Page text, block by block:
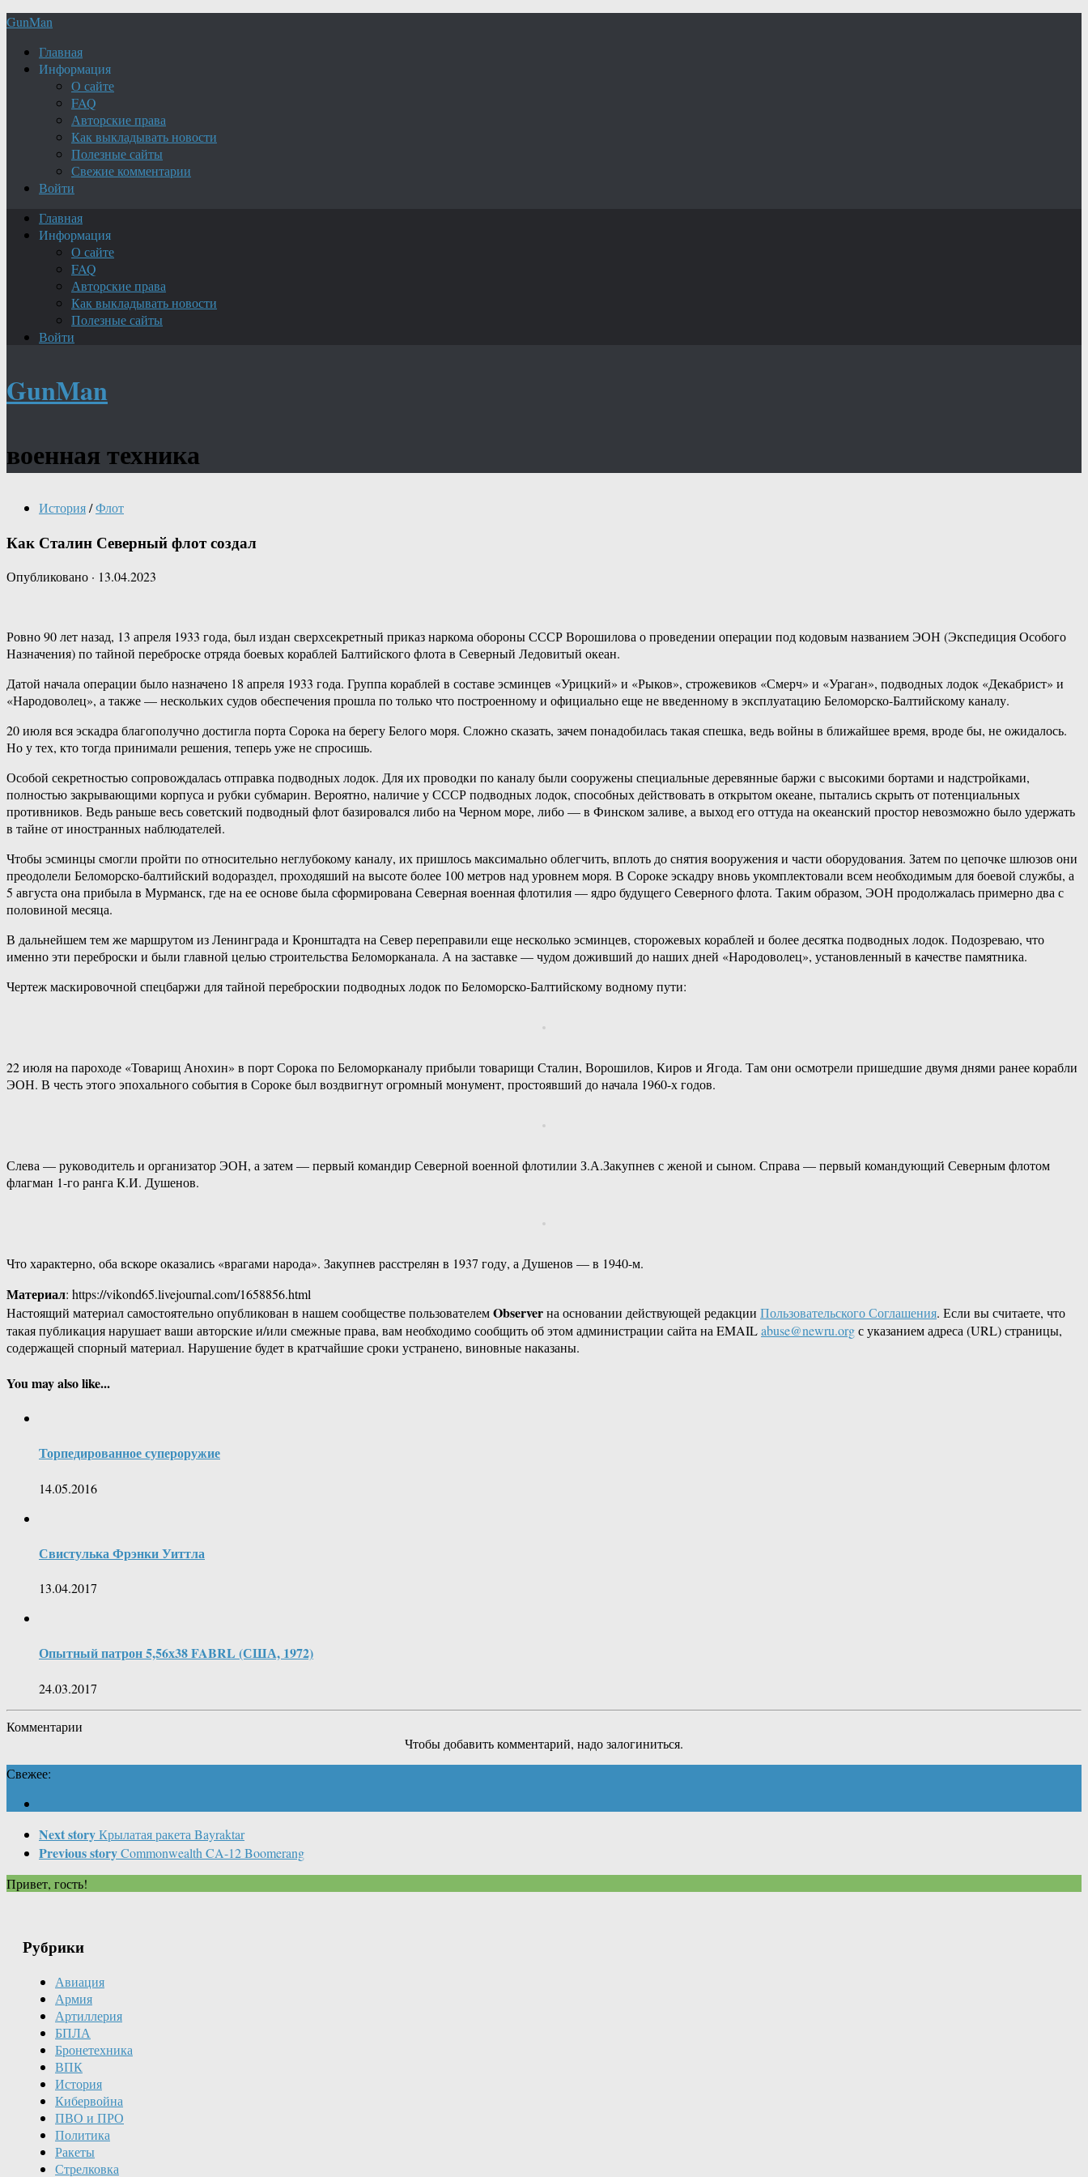
GunMan
Главная
Информация
О сайте
FAQ
Авторские права
Как выкладывать новости
Полезные сайты
Свежие комментарии
Войти
Главная
Информация
О сайте
FAQ
Авторские права
Как выкладывать новости
Полезные сайты
Войти
GunMan
военная техника
История/Флот
Как Сталин Северный флот создал
Опубликовано · 13.04.2023
Ровно 90 лет назад, 13 апреля 1933 года, был издан сверхсекретный приказ наркома обороны СССР Ворошилова о проведении операции под кодовым названием ЭОН (Экспедиция Особого
Назначения) по тайной переброске отряда боевых кораблей Балтийского флота в Северный Ледовитый океан.
Датой начала операции было назначено 18 апреля 1933 года. Группа кораблей в составе эсминцев «Урицкий» и «Рыков», строжевиков «Смерч» и «Ураган», подводных лодок «Декабрист» и
«Народоволец», а также — нескольких судов обеспечения прошла по только что построенному и официально еще не введенному в эксплуатацию Беломорско-Балтийскому каналу.
20 июля вся эскадра благополучно достигла порта Сорока на берегу Белого моря. Сложно сказать, зачем понадобилась такая спешка, ведь войны в ближайшее время, вроде бы, не ожидалось.
Но у тех, кто тогда принимали решения, теперь уже не спросишь.
Особой секретностью сопровождалась отправка подводных лодок. Для их проводки по каналу были сооружены специальные деревянные баржи с высокими бортами и надстройками,
полностью закрывающими корпуса и рубки субмарин. Вероятно, наличие у СССР подводных лодок, способных действовать в открытом океане, пытались скрыть от потенциальных
противников. Ведь раньше весь советский подводный флот базировался либо на Черном море, либо — в Финском заливе, а выход его оттуда на океанский простор невозможно было удержать
в тайне от иностранных наблюдателей.
Чтобы эсминцы смогли пройти по относительно неглубокому каналу, их пришлось максимально облегчить, вплоть до снятия вооружения и части оборудования. Затем по цепочке шлюзов они
преодолели Беломорско-балтийский водораздел, проходяший на высоте более 100 метров над уровнем моря. В Сороке эскадру вновь укомплектовали всем необходимым для боевой службы, а
5 августа она прибыла в Мурманск, где на ее основе была сформирована Северная военная флотилия — ядро будущего Северного флота. Таким образом, ЭОН продолжалась примерно два с
половиной месяца.
В дальнейшем тем же маршрутом из Ленинграда и Кронштадта на Север переправили еще несколько эсминцев, сторожевых кораблей и более десятка подводных лодок. Подозреваю, что
именно эти переброски и были главной целью строительства Беломорканала. А на заставке — чудом доживший до наших дней «Народоволец», установленный в качестве памятника.
Чертеж маскировочной спецбаржи для тайной переброскии подводных лодок по Беломорско-Балтийскому водному пути:
22 июля на пароходе «Товарищ Анохин» в порт Сорока по Беломорканалу прибыли товарищи Сталин, Ворошилов, Киров и Ягода. Там они осмотрели пришедшие двумя днями ранее корабли
ЭОН. В честь этого эпохального события в Сороке был воздвигнут огромный монумент, простоявший до начала 1960-х годов.
Слева — руководитель и организатор ЭОН, а затем — первый командир Северной военной флотилии З.А.Закупнев с женой и сыном. Справа — первый командующий Северным флотом
флагман 1-го ранга К.И. Душенов.
Что характерно, оба вскоре оказались «врагами народа». Закупнев расстрелян в 1937 году, а Душенов — в 1940-м.
Материал: https://vikond65.livejournal.com/1658856.html
Настоящий материал самостоятельно опубликован в нашем сообществе пользователемObserverна основании действующей редакции Пользовательского Соглашения. Если вы считаете, что
такая публикация нарушает ваши авторские и/или смежные права, вам необходимо сообщить об этом администрации сайта на EMAILabuse@newru.orgс указанием адреса (URL) страницы,
содержащей спорный материал. Нарушение будет в кратчайшие сроки устранено, виновные наказаны.
You may also like...
Торпедированное супероружие
14.05.2016
Свистулька Фрэнки Уиттла
13.04.2017
Опытный патрон 5,56х38 FABRL (США, 1972)
24.03.2017
Комментарии
Чтобы добавить комментарий, надо залогиниться.
Свежее:
Next storyКрылатая ракета Bayraktar
Previous storyCommonwealth CA-12 Boomerang
Привет, гость!
Рубрики
Авиация
Армия
Артиллерия
БПЛА
Бронетехника
ВПК
История
Кибервойна
ПВО и ПРО
Политика
Ракеты
Стрелковка